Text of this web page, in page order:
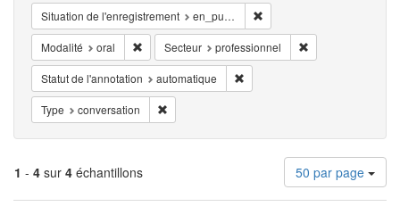
Situation de l'enregistrement en_public
Modalité oral Supprimer la restriction Modalité: oral
Secteur professionnel
Statut de l'annotation automatique
Type conversation
1 - 4 sur 4 échantillons
Nombre
de
résultats
50 par page